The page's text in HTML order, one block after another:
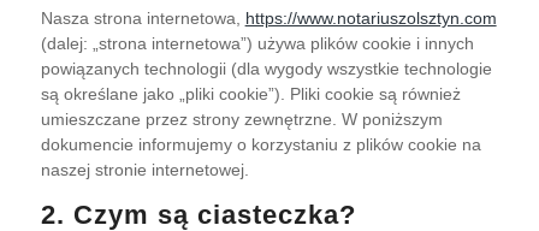
Nasza strona internetowa, https://www.notariuszolsztyn.com
(dalej: „strona internetowa”) używa plików cookie i innych
powiązanych technologii (dla wygody wszystkie technologie
są określane jako „pliki cookie”). Pliki cookie są również
umieszczane przez strony zewnętrzne. W poniższym
dokumencie informujemy o korzystaniu z plików cookie na
naszej stronie internetowej.
2. Czym są ciasteczka?